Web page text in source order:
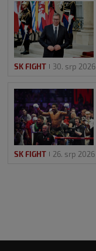
SK FIGHT 30. srp 2026
SK FIGHT 26. srp 2026